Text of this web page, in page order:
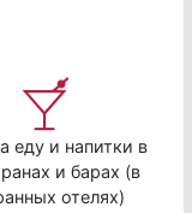
еду и напитки в
и барах (в
отелях)